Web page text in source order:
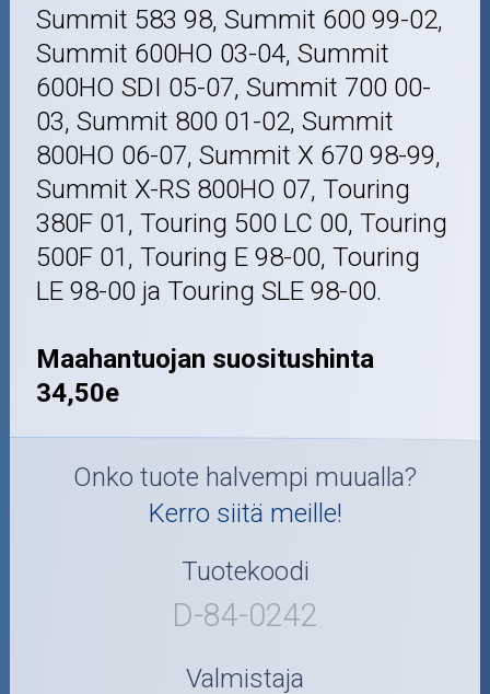
Summit 583 98, Summit 600 99-02,
Summit 600HO 03-04, Summit
600HO SDI 05-07, Summit 700 00-
03, Summit 800 01-02, Summit
800HO 06-07, Summit X 670 98-99,
Summit X-RS 800HO 07, Touring
380F 01, Touring 500 LC 00, Touring
500F 01, Touring E 98-00, Touring
LE 98-00 ja Touring SLE 98-00.
Maahantuojan suositushinta
34,50e
Onko tuote halvempi muualla?
Kerro siitä meille!
Tuotekoodi
D-84-0242
Valmistaja